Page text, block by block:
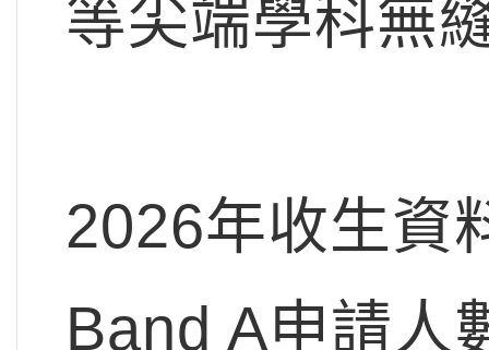
等尖端學科無
2026年收生資
Band A申請人